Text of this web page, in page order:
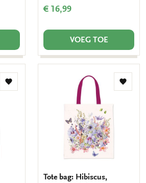
€ 16,99
VOEG TOE
Toevoegen
Tote bag: Hibiscus,